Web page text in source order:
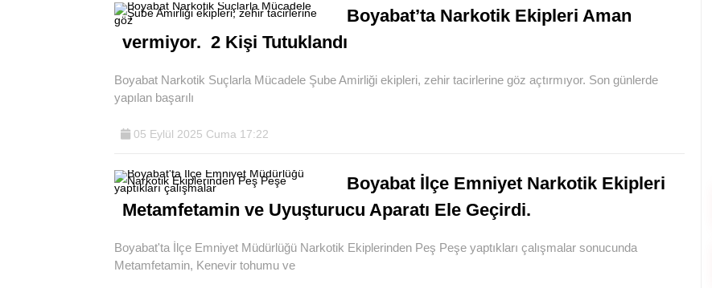
Boyabat’ta Narkotik Ekipleri Aman
vermiyor. 2 Kişi Tutuklandı
Boyabat Narkotik Suçlarla Mücadele Şube Amirliği ekipleri, zehir tacirlerine göz açtırmıyor. Son günlerde
yapılan başarılı
05 Eylül 2025 Cuma 17:22
Boyabat İlçe Emniyet Narkotik Ekipleri
Metamfetamin ve Uyuşturucu Aparatı Ele Geçirdi.
Boyabat'ta İlçe Emniyet Müdürlüğü Narkotik Ekiplerinden Peş Peşe yaptıkları çalışmalar sonucunda
Metamfetamin, Kenevir tohumu ve